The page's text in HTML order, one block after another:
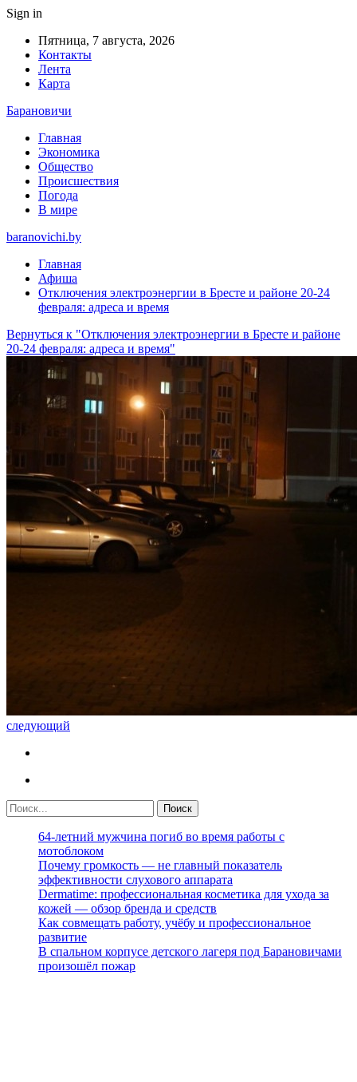
Sign in
Пятница, 7 августа, 2026
Контакты
Лента
Карта
Барановичи
Главная
Экономика
Общество
Происшествия
Погода
В мире
baranovichi.by
Главная
Афиша
Отключения электроэнергии в Бресте и районе 20-24
февраля: адреса и время
Вернуться к "Отключения электроэнергии в Бресте и районе
20-24 февраля: адреса и время"
следующий
64-летний мужчина погиб во время работы с
мотоблоком
Почему громкость — не главный показатель
эффективности слухового аппарата
Dermatime: профессиональная косметика для ухода за
кожей — обзор бренда и средств
Как совмещать работу, учёбу и профессиональное
развитие
В спальном корпусе детского лагеря под Барановичами
произошёл пожар